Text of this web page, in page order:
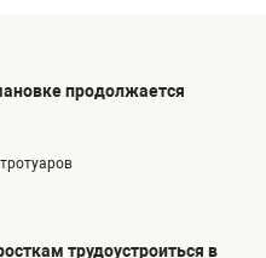
продолжается
трудоустроиться в